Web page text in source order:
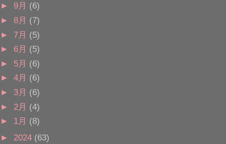
► 9月 (6)
► 8月 (7)
► 7月 (5)
► 6月 (5)
► 5月 (6)
► 4月 (6)
► 3月 (6)
► 2月 (4)
► 1月 (8)
► 2024 (63)